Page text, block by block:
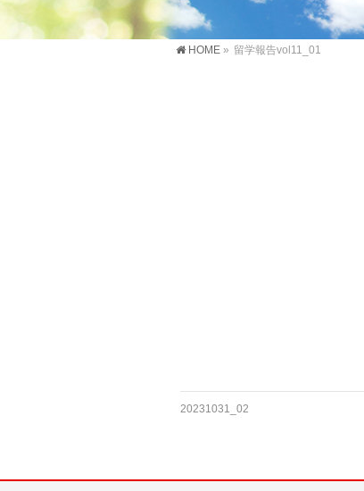
HOME » 留学報告vol11_01
20231031_02